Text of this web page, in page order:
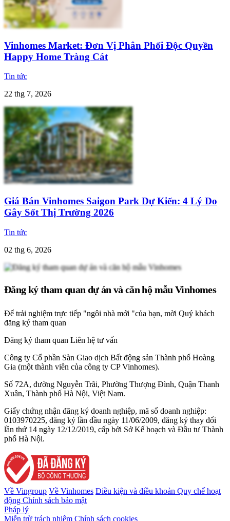
Vinhomes Market: Đơn Vị Phân Phối Độc Quyền
Happy Home Tràng Cát
Tin tức
22 thg 7, 2026
Giá Bán Vinhomes Saigon Park Dự Kiến: 4 Lý Do
Gây Sốt Thị Trường 2026
Tin tức
02 thg 6, 2026
Đăng ký tham quan dự án và căn hộ mẫu Vinhomes
Để trải nghiệm trực tiếp "ngôi nhà mới "của bạn, mời Quý khách
đăng ký tham quan
Đăng ký tham quan Liên hệ tư vấn
Công ty Cổ phần Sàn Giao dịch Bất động sản Thành phố Hoàng
Gia (một thành viên của công ty CP Vinhomes).
Số 72A, đường Nguyễn Trãi, Phường Thượng Đình, Quận Thanh
Xuân, Thành phố Hà Nội, Việt Nam.
Giấy chứng nhận đăng ký doanh nghiệp, mã số doanh nghiệp:
0103970225, đăng ký lần đầu ngày 11/06/2009, đăng ký thay đổi
lần thứ 14 ngày 12/12/2019, cấp bởi Sở Kế hoạch và Đầu tư Thành
phố Hà Nội.
Về Vingroup Về Vinhomes Điều kiện và điều khoản Quy chế hoạt
động Chính sách bảo mật
Pháp lý
Miễn trừ trách nhiệm Chính sách cookies